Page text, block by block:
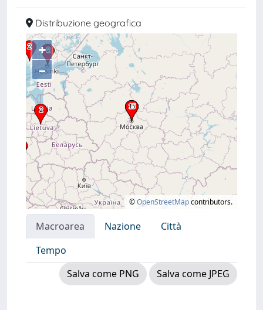
Distribuzione geografica
+
–
©OpenStreetMapcontributors.
Macroarea Nazione
Città
Tempo
Salva come PNG
Salva come JPEG